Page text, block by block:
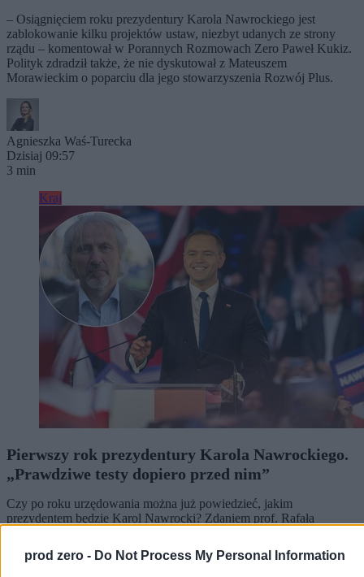
prod zero - Do Not Process My Personal Information
– Osiągnięciem roku prezydentury Karola Nawrockiego jest
zablokowanie kilku projektów ustaw, niezbyt udanych ze strony
rządu – komentował w Porannych Rozmowach Zero Paweł Kukiz.
Polityk zdradził także, że nie dyskutował z Mateuszem
Morawieckim o poparciu dla jego stowarzyszenia Rozwój Plus.
Agnieszka Waś-Turecka
Dzisiaj 09:57
3 min
Kraj
Pierwszy rok prezydentury Karola Nawrockiego.
„Prawdziwe testy dopiero przed nim”
Czy po roku urzędowania można już powiedzieć, jakim
prezydentem będzie Karol Nawrocki? Zdaniem prof. Rafała
egzaminy dopiero przed nim. W rozmowie z Zero.pl politolog
ocenia pierwszy rok prezydentury, wskazuje jej najmocniejsze i